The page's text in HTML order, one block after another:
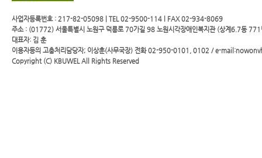
사업자등록번호 : 217-82-05098 | TEL 02-9500-114 l FAX 02-934-8069
주소 : (01772) 서울특별시 노원구 덕릉로 70가길 98 노원시각장애인복지관 (상계6.7동 771
대표자: 김 훈
이용자등의 고충처리담당자; 이상훈(사무국장) 전화 02-950-0101, 0102 / e-
Copyright (C) KBUWELAll Rights Reserved